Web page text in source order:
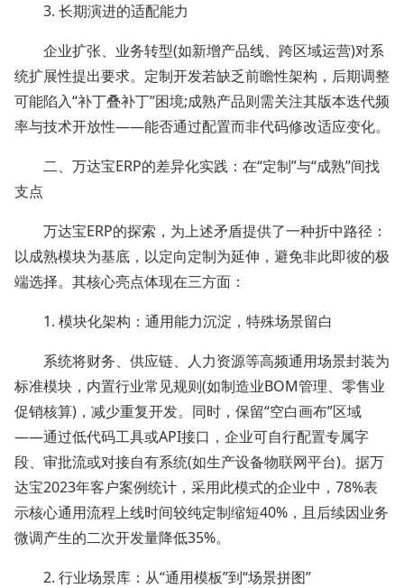
3. 长期演进的适配能力
企业扩张、业务转型(如新增产品线、跨区域运营)对系
统扩展性提出要求。定制开发若缺乏前瞻性架构，后期调整
可能陷入“补丁叠补丁”困境;成熟产品则需关注其版本迭代频
率与技术开放性——能否通过配置而非代码修改适应变化。
二、万达宝ERP的差异化实践：在“定制”与“成熟”间找
支点
万达宝ERP的探索，为上述矛盾提供了一种折中路径：
以成熟模块为基底，以定向定制为延伸，避免非此即彼的极
端选择。其核心亮点体现在三方面：
1. 模块化架构：通用能力沉淀，特殊场景留白
系统将财务、供应链、人力资源等高频通用场景封装为
标准模块，内置行业常见规则(如制造业BOM管理、零售业
促销核算)，减少重复开发。同时，保留“空白画布”区域
——通过低代码工具或API接口，企业可自行配置专属字
段、审批流或对接自有系统(如生产设备物联网平台)。据万
达宝2023年客户案例统计，采用此模式的企业中，78%表
示核心通用流程上线时间较纯定制缩短40%，且后续因业务
微调产生的二次开发量降低35%。
2. 行业场景库：从“通用模板”到“场景拼图”